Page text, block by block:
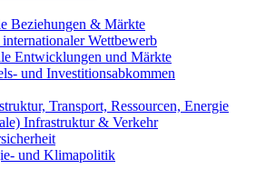
Beziehungen & Märkte
Wettbewerb
Entwicklungen und Märkte
und Investitionsabkommen
Transport, Ressourcen, Energie
Infrastruktur & Verkehr
und Klimapolitik